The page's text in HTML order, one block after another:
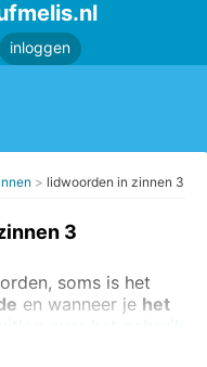
inloggen
lidwoorden in zinnen 3
3
soms is het
en wanneer je het